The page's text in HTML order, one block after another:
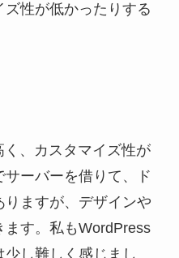
性が低かったりする
、カスタマイズ性が
ーバーを借りて、ド
ますが、デザインや
す。私もWordPress
し難しく感じまし